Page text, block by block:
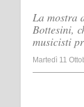
La mostra
Bottesini,
musicisti
Martedì 11